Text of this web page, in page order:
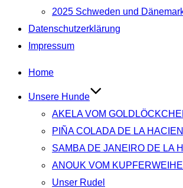
2025 Schweden und
Datenschutzerklärung
Impressum
Zum
springen
Home
Unsere Hunde
AKELA VOM
PIÑA COLADA DE LA
SAMBA DE JANEIRO DE LA
ANOUK VOM
Unser Rudel